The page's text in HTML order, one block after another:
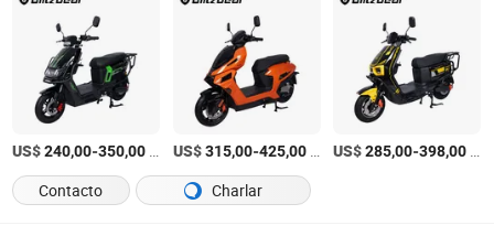
US$240,00-350,00 US$315,00-425,00/Set US$285,00-398,00
Contacto
Charlar